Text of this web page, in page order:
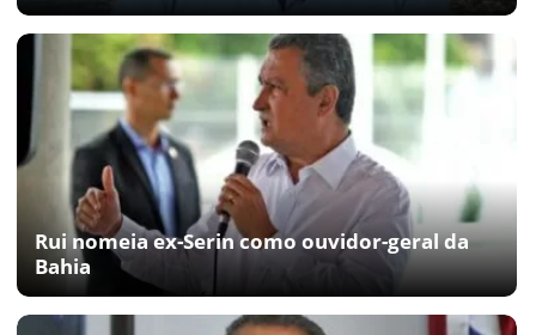
Rui nomeia ex-Serin como ouvidor-geral da
Bahia